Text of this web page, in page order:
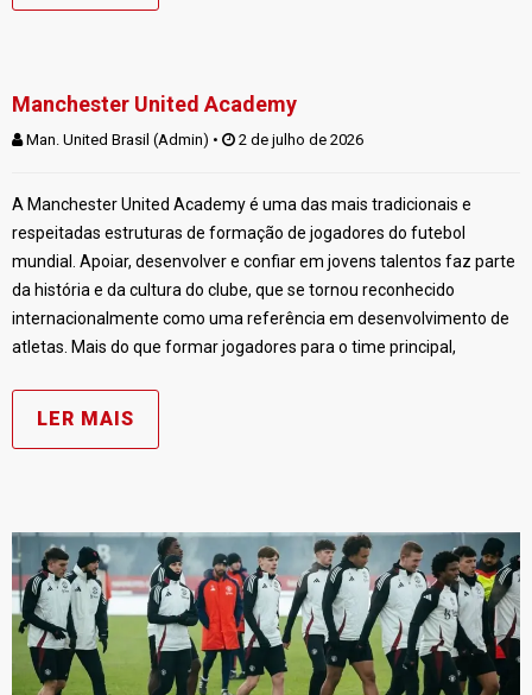
Manchester United Academy
Man. United Brasil (Admin) • 2 de julho de 2026
A Manchester United Academy é uma das mais tradicionais e
respeitadas estruturas de formação de jogadores do futebol
mundial. Apoiar, desenvolver e confiar em jovens talentos faz parte
da história e da cultura do clube, que se tornou reconhecido
internacionalmente como uma referência em desenvolvimento de
atletas. Mais do que formar jogadores para o time principal,
LER MAIS